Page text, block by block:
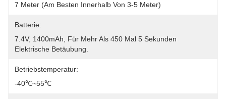
7 Meter (am Besten Innerhalb Von 3-5 Meter)
Batterie:
7.4V, 1400mAh, Für Mehr Als 450 Mal 5 Sekunden
Elektrische Betäubung.
Betriebstemperatur:
-40℃~55℃